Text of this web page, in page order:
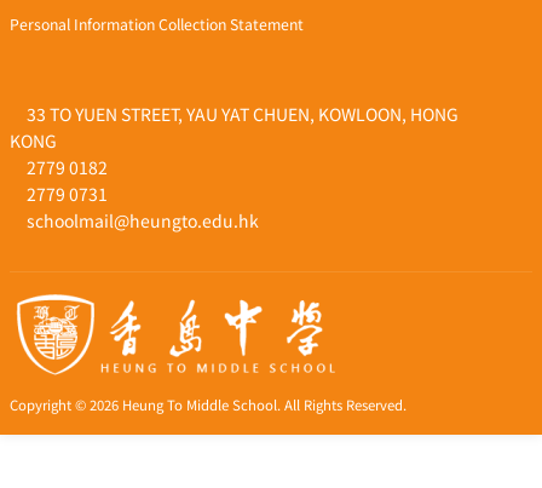
33 TO YUEN STREET, YAU YAT CHUEN, KOWLOON, HONG
KONG
2779 0182
2779 0731
schoolmail@heungto.edu.hk
Copyright © 2026 Heung To Middle School. All Rights Reserved.
Personal Information Collection Statement